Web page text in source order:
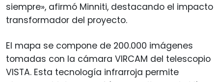
siempre», afirmó Minniti, destacando el impacto
transformador del proyecto.
El mapa se compone de 200.000 imágenes
tomadas con la cámara VIRCAM del telescopio
VISTA. Esta tecnología infrarroja permite